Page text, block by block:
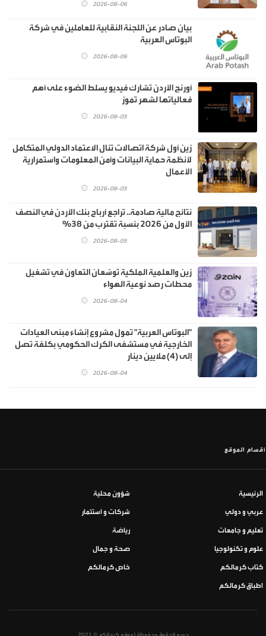
2026-08-06
بيان صادر عن اللجنة النقابية للعاملين في شركة
البوتاس العربية
2026-08-06
أورنج الأردن تشارك فيديو يسلط الضوء على أهم
فعالياتها لشهر تموز
2026-08-05
زين أول شركة اتصالات تنال الاعتماد الدولي المتكامل
لأنظمة حماية البيانات وأمن المعلومات واستمرارية
الأعمال
2026-08-05
نتائج مالية صادمة.. تراجع أرباح بنك الأردن في النصف
الأول من 2026 بنسبة تقترب من 38%
2026-08-05
زين والعلمية الملكية توسّعان التعاون في تشغيل
محطات رصد نوعية الهواء
2026-08-04
"البوتاس العربية" تمول مشروع إنشاء مبنى العيادات
الخارجية في مستشفى الكرك الحكومي بكلفة تصل
إلى (4) ملايين دينار
2026-08-04
أقسام الموقع
الرئيسية شؤون محلية
عربي و دولي شركات و استثمار
تعليم و جامعات رياضة
علوم و تكنولوجيا صحة و جمال
كتاب كرمالكم خاص كرمالكم
اطباق كرمالكم